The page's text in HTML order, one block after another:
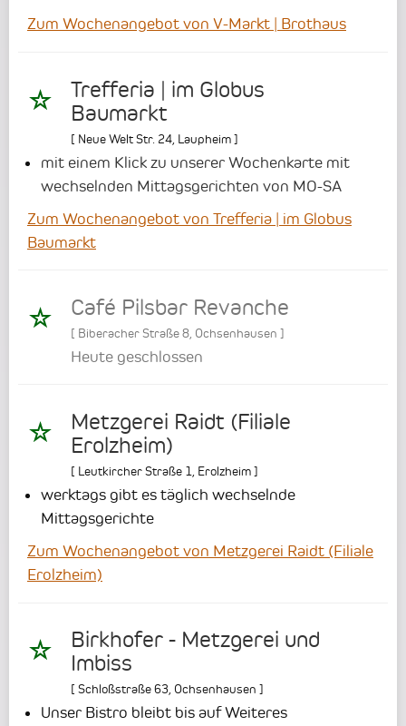
Zum Wochenangebot von V-Markt | Brothaus
Trefferia | im Globus
Baumarkt
[ Neue Welt Str. 24 Laupheim]
mit einem Klick zu unserer Wochenkarte mit
wechselnden Mittagsgerichten von MO-SA
Zum Wochenangebot von Trefferia | im Globus
Baumarkt
Café Pilsbar Revanche
[ Biberacher Straße 8 Ochsenhausen ]
Heute geschlossen
Metzgerei Raidt (Filiale
Erolzheim)
[ Leutkircher Straße 1 Erolzheim]
werktags gibt es täglich wechselnde
Mittagsgerichte
Zum Wochenangebot von Metzgerei Raidt (Filiale
Erolzheim)
Birkhofer - Metzgerei und
Imbiss
[ Schloßstraße 63 Ochsenhausen ]
Unser Bistro bleibt bis auf Weiteres